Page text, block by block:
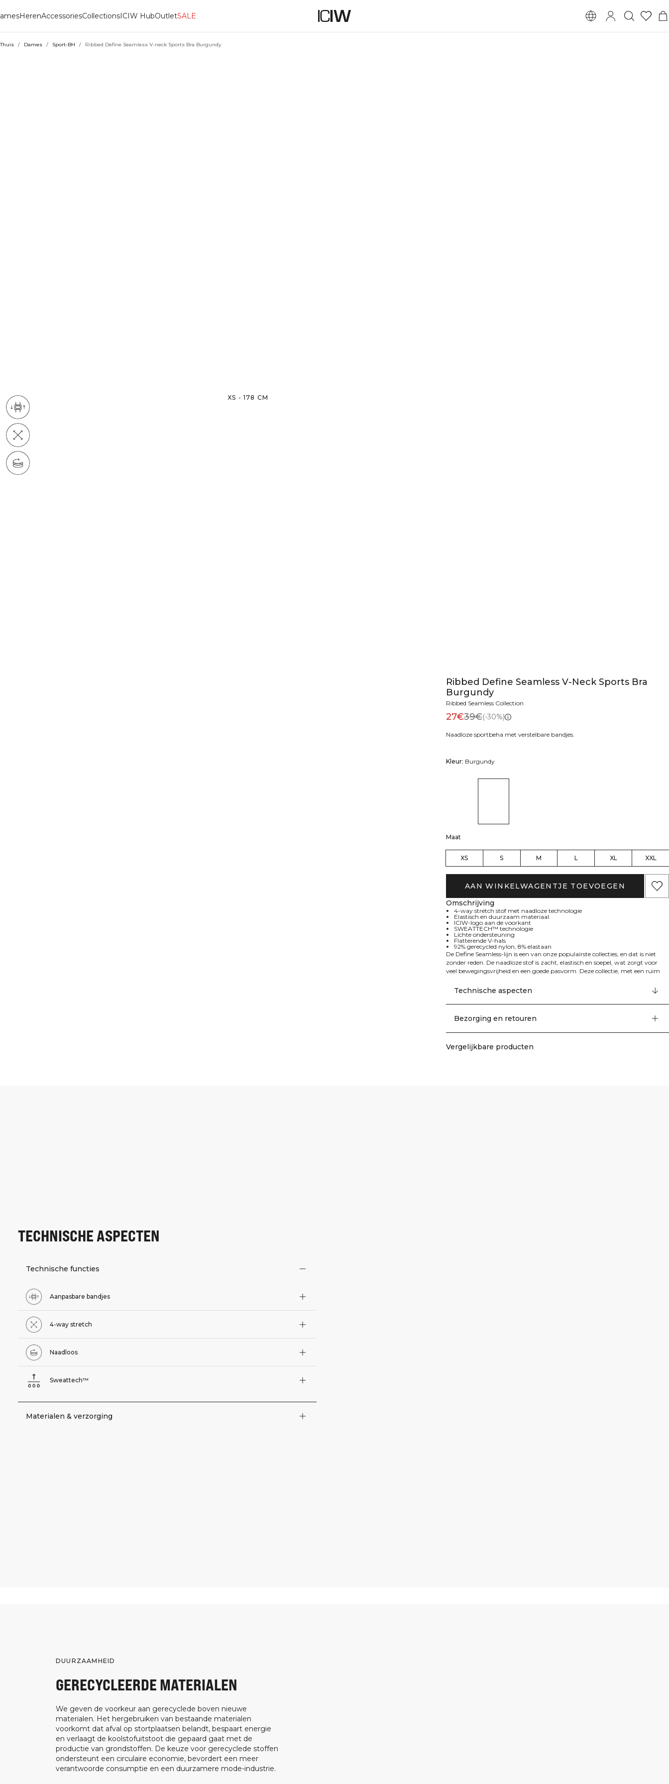
HerenAccessoriesCollectionsICIW HubOutletSALE
Thuis / Dames / Sport-BH / Ribbed Define Seamless V-neck Sports Bra Burgundy
XS - 178 CM
Ribbed Define Seamless V-Neck Sports Bra
Burgundy
Ribbed Seamless Collection
27€39€(-30%)
Naadloze sportbeha met verstelbare bandjes.
Kleur: Burgundy
Maat
XS S M L XL XXL
AAN WINKELWAGENTJE TOEVOEGEN
Omschrijving
4-way stretch stof met naadloze technologie
Elastisch en duurzaam materiaal
ICIW-logo aan de voorkant
SWEATTECH™ technologie
Lichte ondersteuning
Flatterende V-hals
92% gerecycled nylon, 8% elastaan
De Define Seamless-lijn is een van onze populairste collecties, en dat is niet
zonder reden. De naadloze stof is zacht, elastisch en soepel, wat zorgt voor
veel bewegingsvrijheid en een goede pasvorm. Deze collectie, met een ruim
voor verschillende soorten work-outs. De 4-way stretch stof met de nieuwste
naadloze technologie zorgt voor meer mobiliteit tijdens je workout. De
elastische en duurzame stof heeft het ICIW-logo op de voorkant en
een flatterende V-hals. 92% gerecycled nylon, 8% elastaan
Technische aspecten
Bezorging en retouren
Vergelijkbare producten
TECHNISCHE ASPECTEN
Technische functies
Aanpasbare bandjes
4-way stretch
Naadloos
Sweattech™
Materialen & verzorging
DUURZAAMHEID
GERECYCLEERDE MATERIALEN
We geven de voorkeur aan gerecyclede boven nieuwe
materialen. Het hergebruiken van bestaande materialen
voorkomt dat afval op stortplaatsen belandt, bespaart energie
en verlaagt de koolstofuitstoot die gepaard gaat met de
productie van grondstoffen. De keuze voor gerecyclede stoffen
ondersteunt een circulaire economie, bevordert een meer
verantwoorde consumptie en een duurzamere mode-industrie.